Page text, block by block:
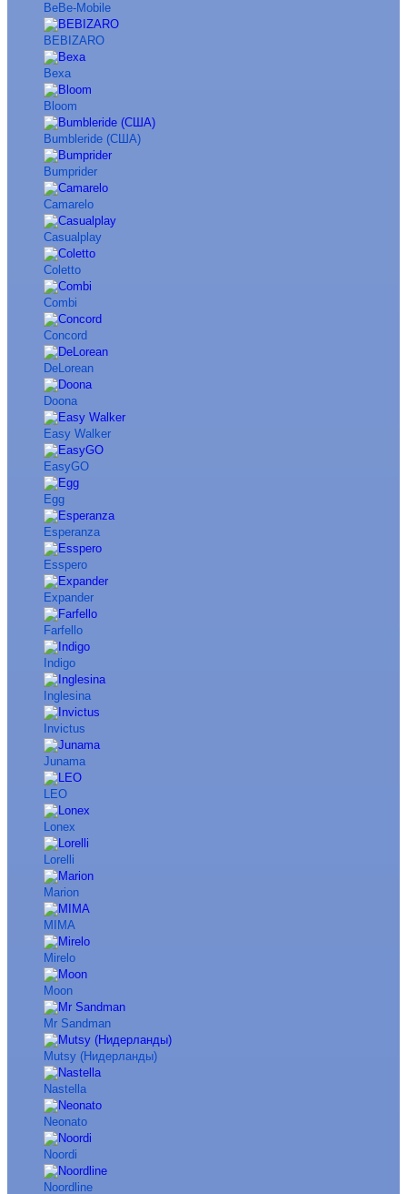
BeBe-Mobile
BEBIZARO
Bexa
Bloom
Bumbleride (США)
Bumprider
Camarelo
Casualplay
Coletto
Combi
Concord
DeLorean
Doona
Easy Walker
EasyGO
Egg
Esperanza
Esspero
Expander
Farfello
Indigo
Inglesina
Invictus
Junama
LEO
Lonex
Lorelli
Marion
MIMA
Mirelo
Moon
Mr Sandman
Mutsy (Нидерланды)
Nastella
Neonato
Noordi
Noordline